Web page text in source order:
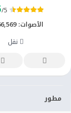
/5
الأصوات:
نقل
مطور